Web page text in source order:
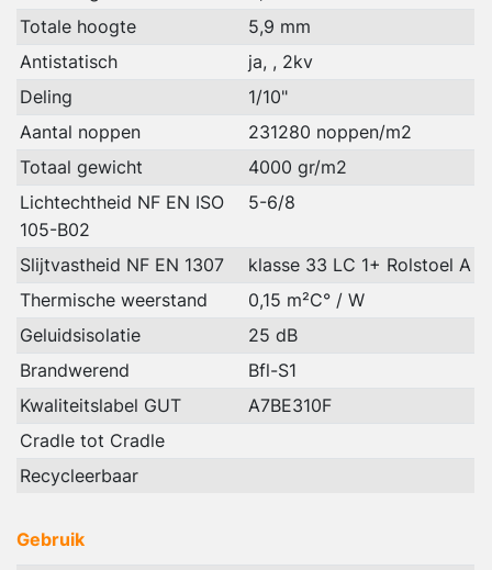
Totale hoogte
5,9 mm
Antistatisch
ja, , 2kv
Deling
1/10"
Aantal noppen
231280 noppen/m2
Totaal gewicht
4000 gr/m2
Lichtechtheid NF EN ISO
105-B02
5-6/8
Slijtvastheid NF EN 1307
klasse 33 LC 1+ Rolstoel A
Thermische weerstand
0,15 m²C° / W
Geluidsisolatie
25 dB
Brandwerend
Bfl-S1
Kwaliteitslabel GUT
A7BE310F
Cradle tot Cradle
Recycleerbaar
Gebruik